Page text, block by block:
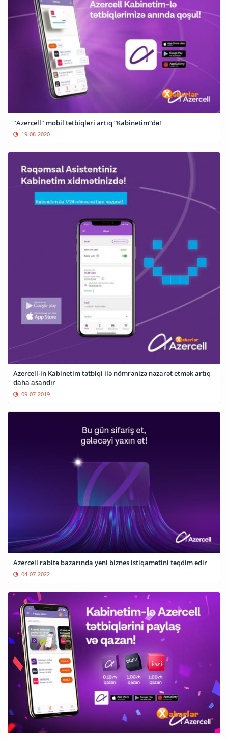
"Azercell" mobil tətbiqləri artıq “Kabinetim”də!
19-08-2020
Azercell-in Kabinetim tətbiqi ilə nömrənizə nəzarət etmək artıq
daha asandır
09-07-2019
Azercell rabitə bazarında yeni biznes istiqamətini təqdim edir
04-07-2022